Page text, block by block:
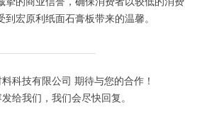
到宏原利纸面石膏板带来的温馨。
科技有限公司 期待与您的合作！
给我们，我们会尽快回复。